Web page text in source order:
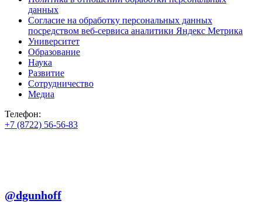
данных
Согласие на обработку персональных данных
посредством веб-сервиса аналитики Яндекс Метрика
Университет
Образование
Наука
Развитие
Сотрудничество
Медиа
Телефон:
+7 (8722) 56-56-83
@dgunhoff